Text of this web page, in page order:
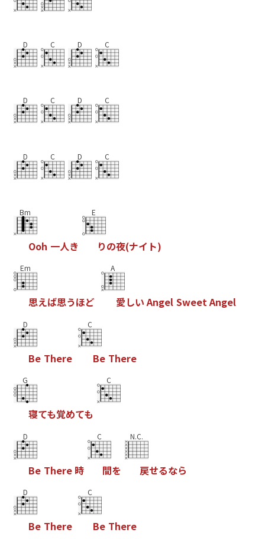
D C D C
D C D C
D C D C
Bm
Ooh 一人き
E
りの夜(ナイ ト)
Em
思えば思うほど
A
愛しい Angel SweetAngel
D
Be There
C
Be There
G
寝ても覚めても
C
D
Be There 時
C
間を
N.C.
戻せるなら
D
Be There
C
Be There